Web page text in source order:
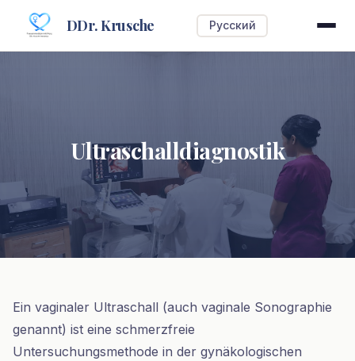
DDr. Krusche Русский
Ultraschalldiagnostik
Ultraschalldiagnostik
Ein vaginaler Ultraschall (auch vaginale Sonographie
genannt) ist eine schmerzfreie
Untersuchungsmethode in der gynäkologischen